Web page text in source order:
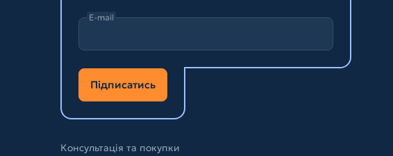
E-mail
Підписатись
Консультація та покупки